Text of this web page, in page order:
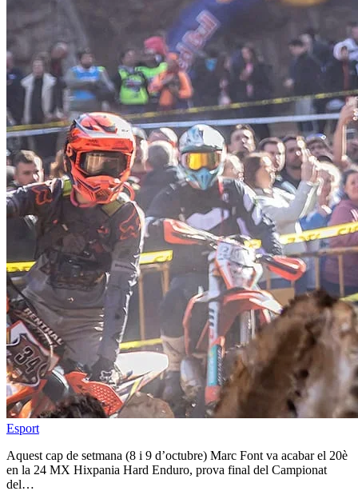
Esport
Aquest cap de setmana (8 i 9 d’octubre) Marc Font va acabar el 20è
en la 24 MX Hixpania Hard Enduro, prova final del Campionat
del…